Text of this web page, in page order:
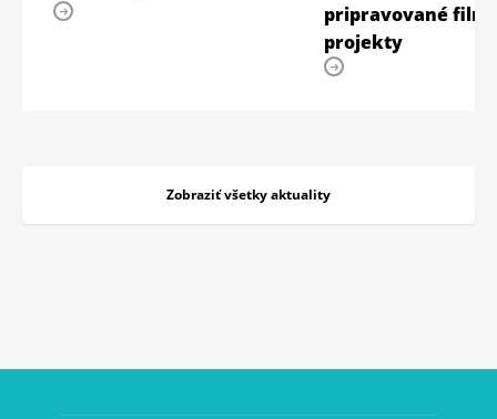
pripravované
projekty
Zobraziť všetky aktuality